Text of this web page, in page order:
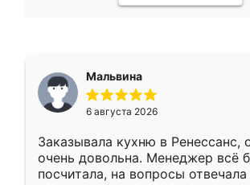
Мальвина
6 августа 2026
Заказывала кухню в Ренессанс,
очень довольна. Менеджер всё
посчитала, на вопросы отвечала